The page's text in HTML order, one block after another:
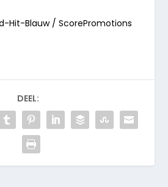
Hit-Blauw / ScorePromotions
DEEL: